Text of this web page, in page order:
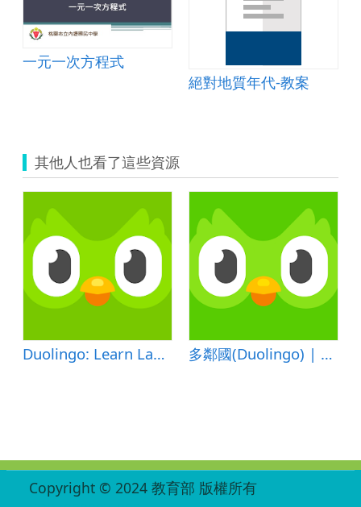
一元一次方程式
絕對地質年代-教案
其他人也看了這些資源
Duolingo: Learn Languages Free 多鄰國(Duolingo) | 免費學習英語
Copyright © 2024 教育部 版權所有